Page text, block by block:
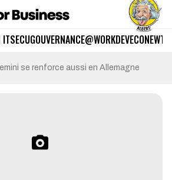
ITSECUGOUVERNANCE@WORKDEVECO
se renforce aussi en Allemagne